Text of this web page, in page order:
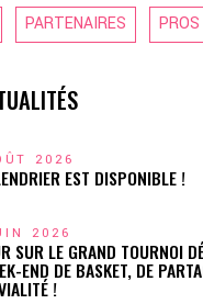
PARTENAIRES PROS
2026
EST DISPONIBLE !
2026
SUR LE GRAND TOURNOI
END DE BASKET, DE
!